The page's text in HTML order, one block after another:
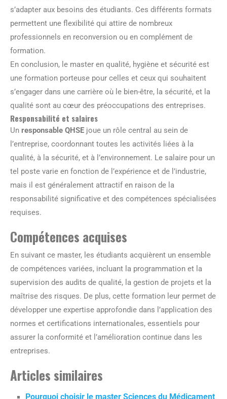
s’adapter aux besoins des étudiants. Ces différents formats
permettent une flexibilité qui attire de nombreux
professionnels en reconversion ou en complément de
formation.
En conclusion, le master en qualité, hygiène et sécurité est
une formation porteuse pour celles et ceux qui souhaitent
s’engager dans une carrière où le bien-être, la sécurité, et la
qualité sont au cœur des préoccupations des entreprises.
Responsabilité et salaires
Un responsable QHSE joue un rôle central au sein de
l’entreprise, coordonnant toutes les activités liées à la
qualité, à la sécurité, et à l’environnement. Le salaire pour un
tel poste varie en fonction de l’expérience et de l’industrie,
mais il est généralement attractif en raison de la
responsabilité significative et des compétences spécialisées
requises.
Compétences acquises
En suivant ce master, les étudiants acquièrent un ensemble
de compétences variées, incluant la programmation et la
supervision des audits de qualité, la gestion de projets et la
maîtrise des risques. De plus, cette formation leur permet de
développer une expertise approfondie dans l’application des
normes et certifications internationales, essentiels pour
assurer la conformité et l’amélioration continue dans les
entreprises.
Articles similaires
Pourquoi choisir le master Sciences du Médicament